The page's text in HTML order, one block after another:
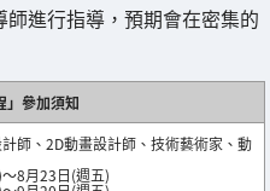
進行指導，預期會在密集的
」參加須知
師、2D動畫設計師、技術藝術家、動
8月23日(週五)